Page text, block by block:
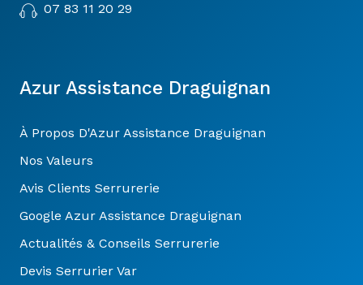
07 83 11 20 29
Azur Assistance Draguignan
À Propos D'Azur Assistance Draguignan
Nos Valeurs
Avis Clients Serrurerie
Google Azur Assistance Draguignan
Actualités & Conseils Serrurerie
Devis Serrurier Var